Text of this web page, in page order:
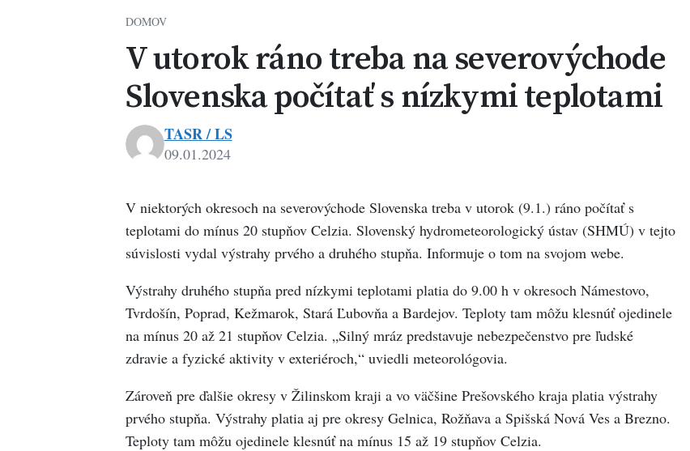
DOMOV
V utorok ráno treba na severovýchode
Slovenska počítať s nízkymi teplotami
TASR / LS
09.01.2024
V niektorých okresoch na severovýchode Slovenska treba v utorok (9.1.) ráno počítať s
teplotami do mínus 20 stupňov Celzia. Slovenský hydrometeorologický ústav (SHMÚ) v tejto
súvislosti vydal výstrahy prvého a druhého stupňa. Informuje o tom na svojom webe.
Výstrahy druhého stupňa pred nízkymi teplotami platia do 9.00 h v okresoch Námestovo,
Tvrdošín, Poprad, Kežmarok, Stará Ľubovňa a Bardejov. Teploty tam môžu klesnúť ojedinele
na mínus 20 až 21 stupňov Celzia. „Silný mráz predstavuje nebezpečenstvo pre ľudské
zdravie a fyzické aktivity v exteriéroch,“ uviedli meteorológovia.
Zároveň pre ďalšie okresy v Žilinskom kraji a vo väčšine Prešovského kraja platia výstrahy
prvého stupňa. Výstrahy platia aj pre okresy Gelnica, Rožňava a Spišská Nová Ves a Brezno.
Teploty tam môžu ojedinele klesnúť na mínus 15 až 19 stupňov Celzia.